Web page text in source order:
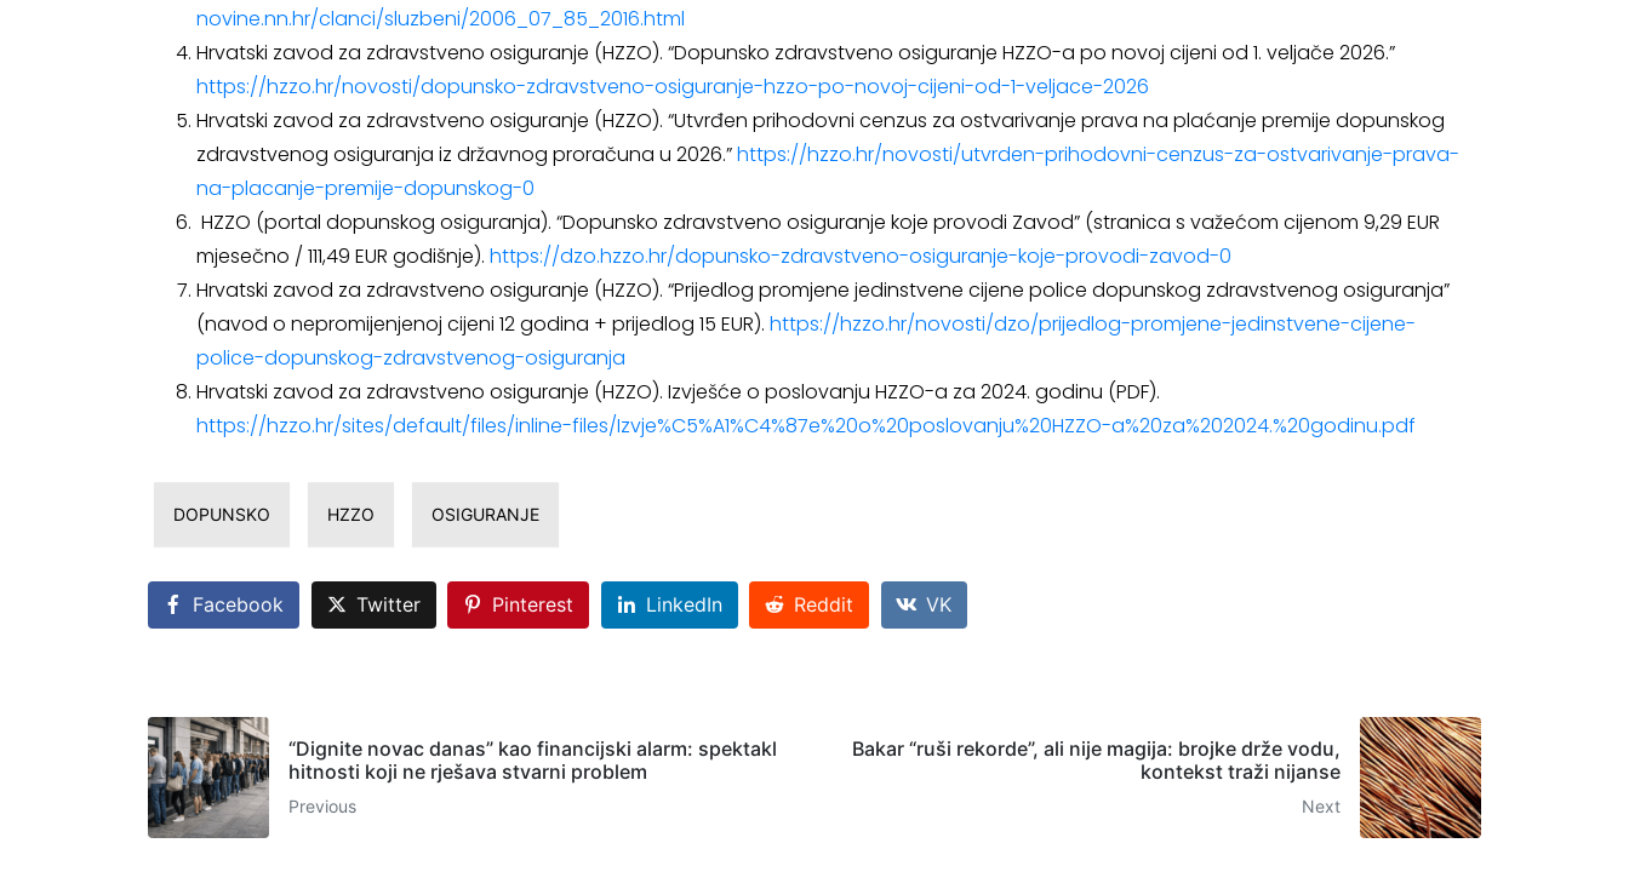
novine.nn.hr/clanci/sluzbeni/2006_07_85_2016.html
Hrvatski zavod za zdravstveno osiguranje (HZZO). “Dopunsko zdravstveno osiguranje HZZO-a po novoj cijeni od 1. veljače 2026.”
https://hzzo.hr/novosti/dopunsko-zdravstveno-osiguranje-hzzo-po-novoj-cijeni-od-1-veljace-2026
Hrvatski zavod za zdravstveno osiguranje (HZZO). “Utvrđen prihodovni cenzus za ostvarivanje prava na plaćanje premije dopunskog
zdravstvenog osiguranja iz državnog proračuna u 2026.”https://hzzo.hr/novosti/utvrden-prihodovni-cenzus-za-ostvarivanje-prava-
na-placanje-premije-dopunskog-0
HZZO (portal dopunskog osiguranja). “Dopunsko zdravstveno osiguranje koje provodi Zavod” (stranica s važećom cijenom 9,29 EUR
mjesečno / 111,49 EUR godišnje). https://dzo.hzzo.hr/dopunsko-zdravstveno-osiguranje-koje-provodi-zavod-0
Hrvatski zavod za zdravstveno osiguranje (HZZO). “Prijedlog promjene jedinstvene cijene police dopunskog zdravstvenog osiguranja”
(navod o nepromijenjenoj cijeni 12 godina + prijedlog 15 EUR). https://hzzo.hr/novosti/dzo/prijedlog-promjene-jedinstvene-cijene-
police-dopunskog-zdravstvenog-osiguranja
Hrvatski zavod za zdravstveno osiguranje (HZZO). Izvješće o poslovanju HZZO-a za 2024. godinu (PDF).
https://hzzo.hr/sites/default/files/inline-files/Izvje%C5%A1%C4%87e%20o%20poslovanju%20HZZO-a%20za%202024.%20godinu.pdf
DOPUNSKO HZZO OSIGURANJE
Facebook Twitter Pinterest LinkedIn Reddit VK
“Dignite novac danas” kao financijski alarm: spektakl
hitnosti koji ne rješava stvarni problem
Previous
Bakar “ruši rekorde”, ali nije magija: brojke drže vodu,
kontekst traži nijanse
Next